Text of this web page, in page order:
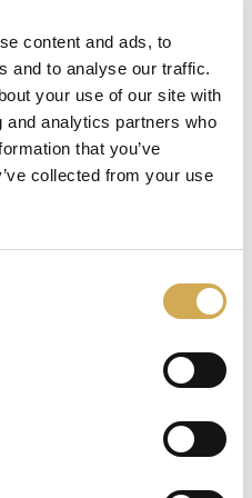
content and ads, to
and to analyse our traffic.
your use of our site with
analytics partners who
that you’ve
collected from your use